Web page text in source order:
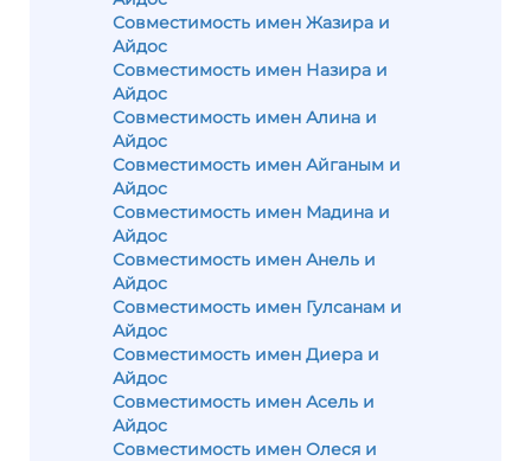
Совместимость имен Жазира и
Айдос
Совместимость имен Назира и
Айдос
Совместимость имен Алина и
Айдос
Совместимость имен Айганым и
Айдос
Совместимость имен Мадина и
Айдос
Совместимость имен Анель и
Айдос
Совместимость имен Гулсанам и
Айдос
Совместимость имен Диера и
Айдос
Совместимость имен Асель и
Айдос
Совместимость имен Олеся и